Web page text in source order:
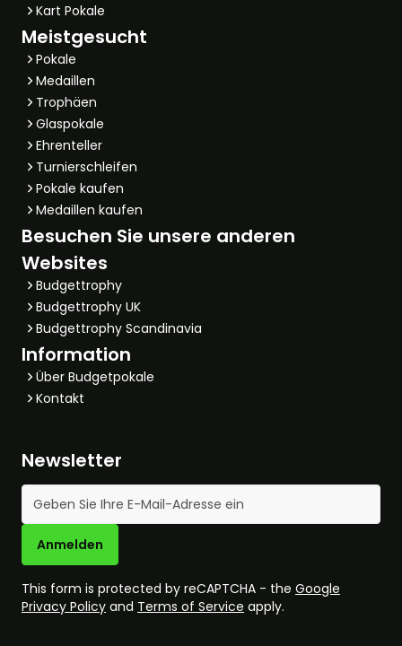
Kart Pokale
Meistgesucht
Pokale
Medaillen
Trophäen
Glaspokale
Ehrenteller
Turnierschleifen
Pokale kaufen
Medaillen kaufen
Besuchen Sie unsere anderen
Websites
Budgettrophy
Budgettrophy UK
Budgettrophy Scandinavia
Information
Über Budgetpokale
Kontakt
Newsletter
E-Mail-Adresse
Anmelden
This form is protected by reCAPTCHA - the Google
Privacy Policy and Terms of Service apply.